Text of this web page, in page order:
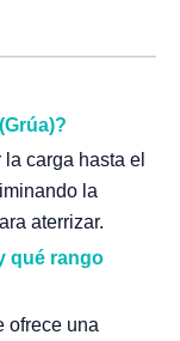
carga hasta el
la
aterrizar.
qué rango
ofrece una